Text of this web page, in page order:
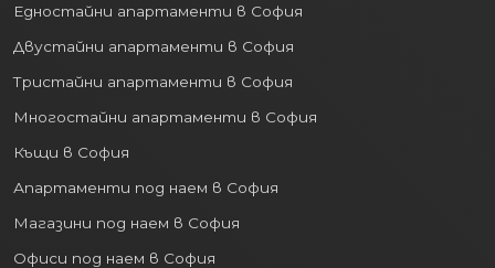
Едностайни апартаменти в София
Двустайни апартаменти в София
Тристайни апартаменти в София
Многостайни апартаменти в София
Къщи в София
Апартаменти под наем в София
Магазини под наем в София
Офиси под наем в София